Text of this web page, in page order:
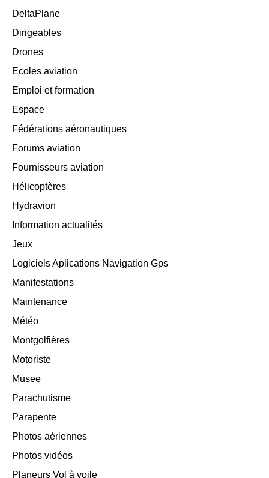
DeltaPlane
Dirigeables
Drones
Ecoles aviation
Emploi et formation
Espace
Fédérations aéronautiques
Forums aviation
Fournisseurs aviation
Hélicoptères
Hydravion
Information actualités
Jeux
Logiciels Aplications Navigation Gps
Manifestations
Maintenance
Météo
Montgolfières
Motoriste
Musee
Parachutisme
Parapente
Photos aériennes
Photos vidéos
Planeurs Vol à voile